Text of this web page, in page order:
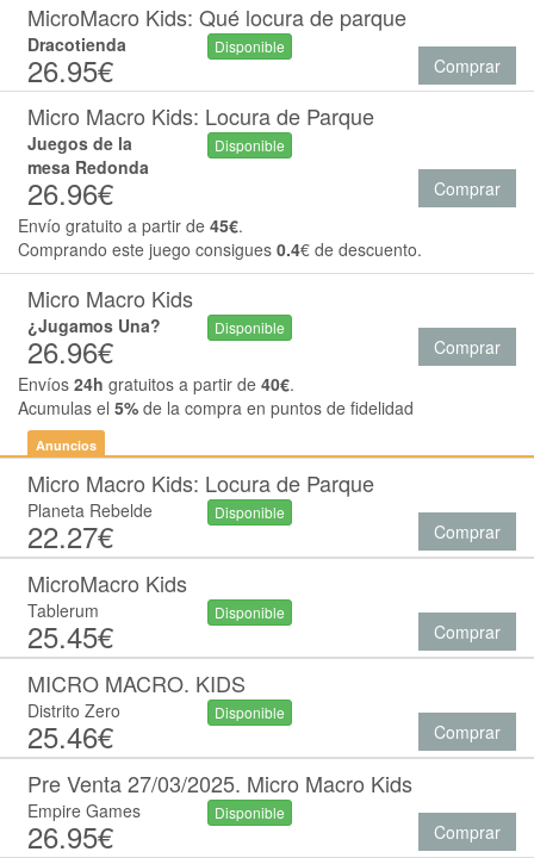
MicroMacro Kids: Qué locura de parque
Dracotienda
26.95€
Disponible
Comprar
Micro Macro Kids: Locura de Parque
Juegos de la
mesa Redonda
26.96€
Disponible
Comprar
Envío gratuito a partir de 45€.
Comprando este juego consigues 0.4€ de descuento.
Micro Macro Kids
¿Jugamos Una?
26.96€
Disponible
Comprar
Envíos 24h gratuitos a partir de 40€.
Acumulas el 5% de la compra en puntos de fidelidad
Anuncios
Micro Macro Kids: Locura de Parque
Planeta Rebelde
22.27€
Disponible
Comprar
MicroMacro Kids
Tablerum
25.45€
Disponible
Comprar
MICRO MACRO. KIDS
Distrito Zero
25.46€
Disponible
Comprar
Pre Venta 27/03/2025. Micro Macro Kids
Empire Games
26.95€
Disponible
Comprar